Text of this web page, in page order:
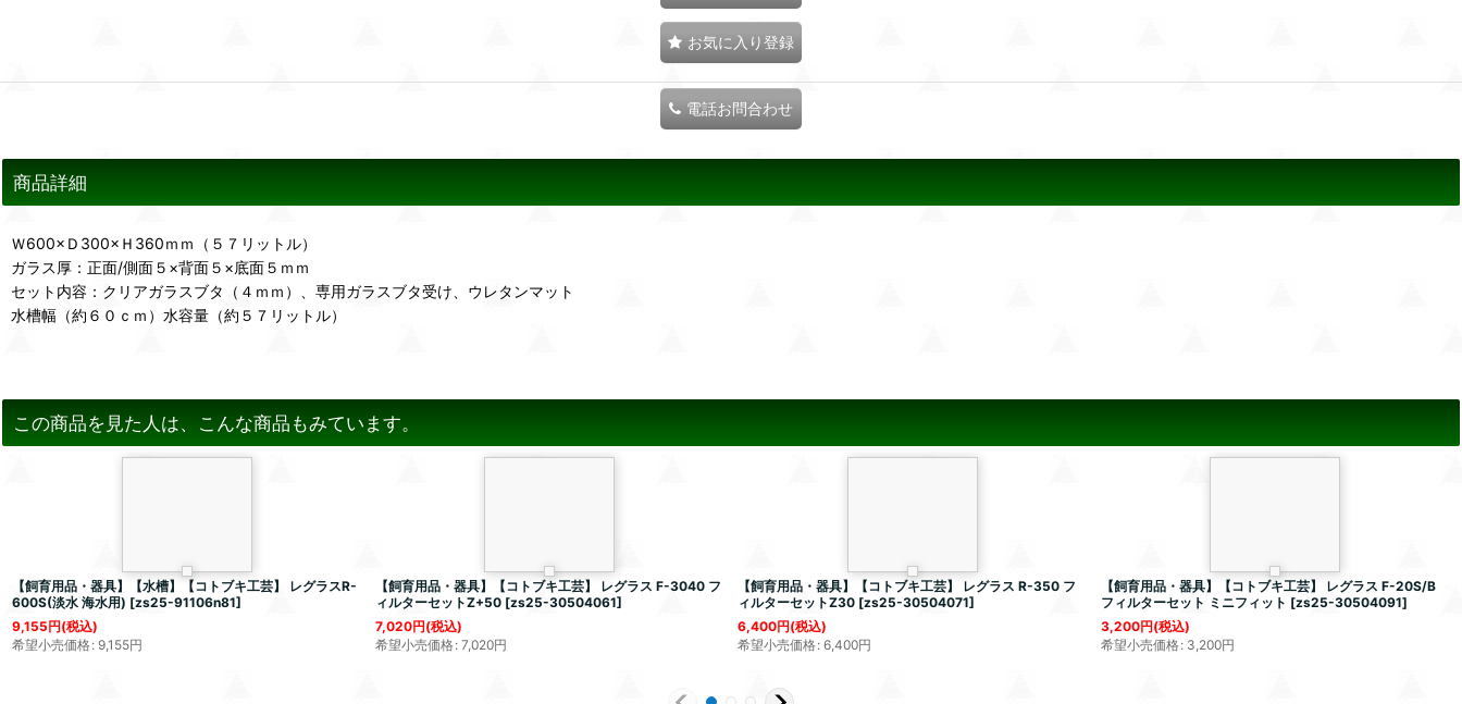
お気に入り登録
電話お問合わせ
商品詳細
Ｗ600×Ｄ300×Ｈ360ｍｍ（５７リットル）
ガラス厚：正面/側面５×背面５×底面５ｍｍ
セット内容：クリアガラスブタ（４ｍｍ）、専用ガラスブタ受け、ウレタンマット
水槽幅（約６０ｃｍ）水容量（約５７リットル）
この商品を見た人は、こんな商品もみています。
【飼育用品・器具】【水槽】【コトブキ工芸】 レグラスR-
600S(淡水 海水用) [zs25-91106n81]
9,155円(税込)
希望小売価格: 9,155円
【飼育用品・器具】【コトブキ工芸】 レグラス F-3040 フ
ィルターセットZ+50 [zs25-30504061]
7,020円(税込)
希望小売価格: 7,020円
【飼育用品・器具】【コトブキ工芸】 レグラス R-350 フ
ィルターセットZ30 [zs25-30504071]
6,400円(税込)
希望小売価格: 6,400円
【飼育用品・器具】【コトブキ工芸】 レグラス F-20S/B
フィルターセット ミニフィット [zs25-30504091]
3,200円(税込)
希望小売価格: 3,200円